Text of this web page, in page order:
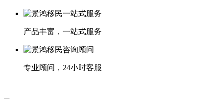
产品丰富，一站式服务
专业顾问，24小时客服